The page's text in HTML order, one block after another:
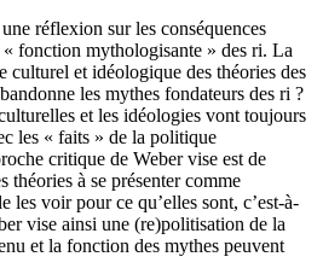
réflexion sur les conséquences
fonction mythologisante » des ri. La
culturel et idéologique des théories des
les mythes fondateurs des ri ?
et les idéologies vont toujours
les « faits » de la politique
critique de Weber vise est de
théories à se présenter comme
les voir pour ce qu’elles sont, c’est-à-
vise ainsi une (re)politisation de la
et la fonction des mythes peuvent